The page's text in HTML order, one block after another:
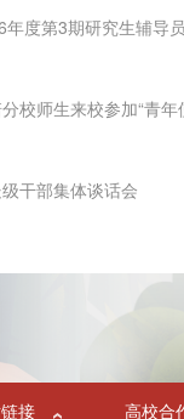
度第3期研究生辅导
校师生来校参加“青
干部集体谈话会
接 高校合